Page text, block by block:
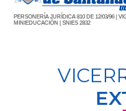
PERSONERÍA JURÍDICA 810 DE 12/03/96 |
MINIEDUCACIÓN | SNIES 2832